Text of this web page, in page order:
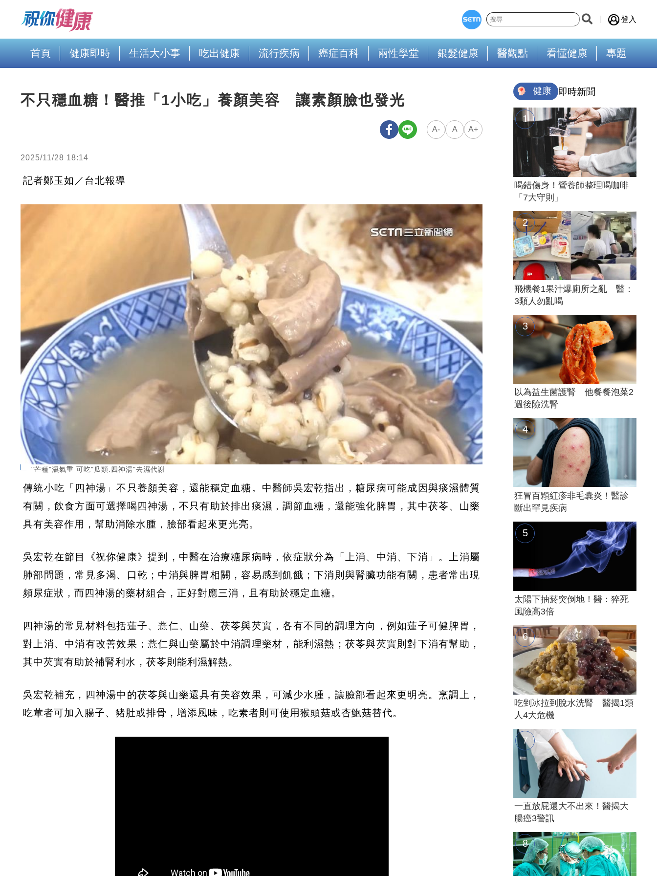
登入
首頁 健康即時 生活大小事 吃出健康 流行疾病 癌症百科 兩性學堂 銀髮健康 醫觀點 看懂健康 專題
不只穩血糖！醫推「1小吃」養顏美容 讓素顏臉也發光
A- A A+
2025/11/28 18:14
記者鄭玉如／台北報導
"芒種"濕氣重 可吃"瓜類.四神湯"去濕代謝
傳統小吃「四神湯」不只養顏美容，還能穩定血糖。中醫師吳宏乾指出，糖尿病可能成因與痰濕體質
有關，飲食方面可選擇喝四神湯，不只有助於排出痰濕，調節血糖，還能強化脾胃，其中茯苓、山藥
具有美容作用，幫助消除水腫，臉部看起來更光亮。
吳宏乾在節目《祝你健康》提到，中醫在治療糖尿病時，依症狀分為「上消、中消、下消」。上消屬
肺部問題，常見多渴、口乾；中消與脾胃相關，容易感到飢餓；下消則與腎臟功能有關，患者常出現
頻尿症狀，而四神湯的藥材組合，正好對應三消，且有助於穩定血糖。
四神湯的常見材料包括蓮子、薏仁、山藥、茯苓與芡實，各有不同的調理方向，例如蓮子可健脾胃，
對上消、中消有改善效果；薏仁與山藥屬於中消調理藥材，能利濕熱；茯苓與芡實則對下消有幫助，
其中芡實有助於補腎利水，茯苓則能利濕解熱。
吳宏乾補充，四神湯中的茯苓與山藥還具有美容效果，可減少水腫，讓臉部看起來更明亮。烹調上，
吃葷者可加入腸子、豬肚或排骨，增添風味，吃素者則可使用猴頭菇或杏鮑菇替代。
健康 即時新聞
喝錯傷身！營養師整理喝咖啡
「7大守則」
飛機餐1果汁爆廁所之亂 醫：
3類人勿亂喝
以為益生菌護腎 他餐餐泡菜2
週後險洗腎
狂冒百顆紅疹非毛囊炎！醫診
斷出罕見疾病
太陽下抽菸突倒地！醫：猝死
風險高3倍
吃剉冰拉到脫水洗腎 醫揭1類
人4大危機
一直放屁還大不出來！醫揭大
腸癌3警訊